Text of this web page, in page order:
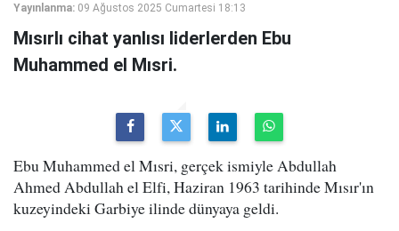
Yayınlanma: 09 Ağustos 2025 Cumartesi 18:13
Mısırlı cihat yanlısı liderlerden Ebu
Muhammed el Mısri.
Ebu Muhammed el Mısri, gerçek ismiyle Abdullah
Ahmed Abdullah el Elfi, Haziran 1963 tarihinde Mısır'ın
kuzeyindeki Garbiye ilinde dünyaya geldi.